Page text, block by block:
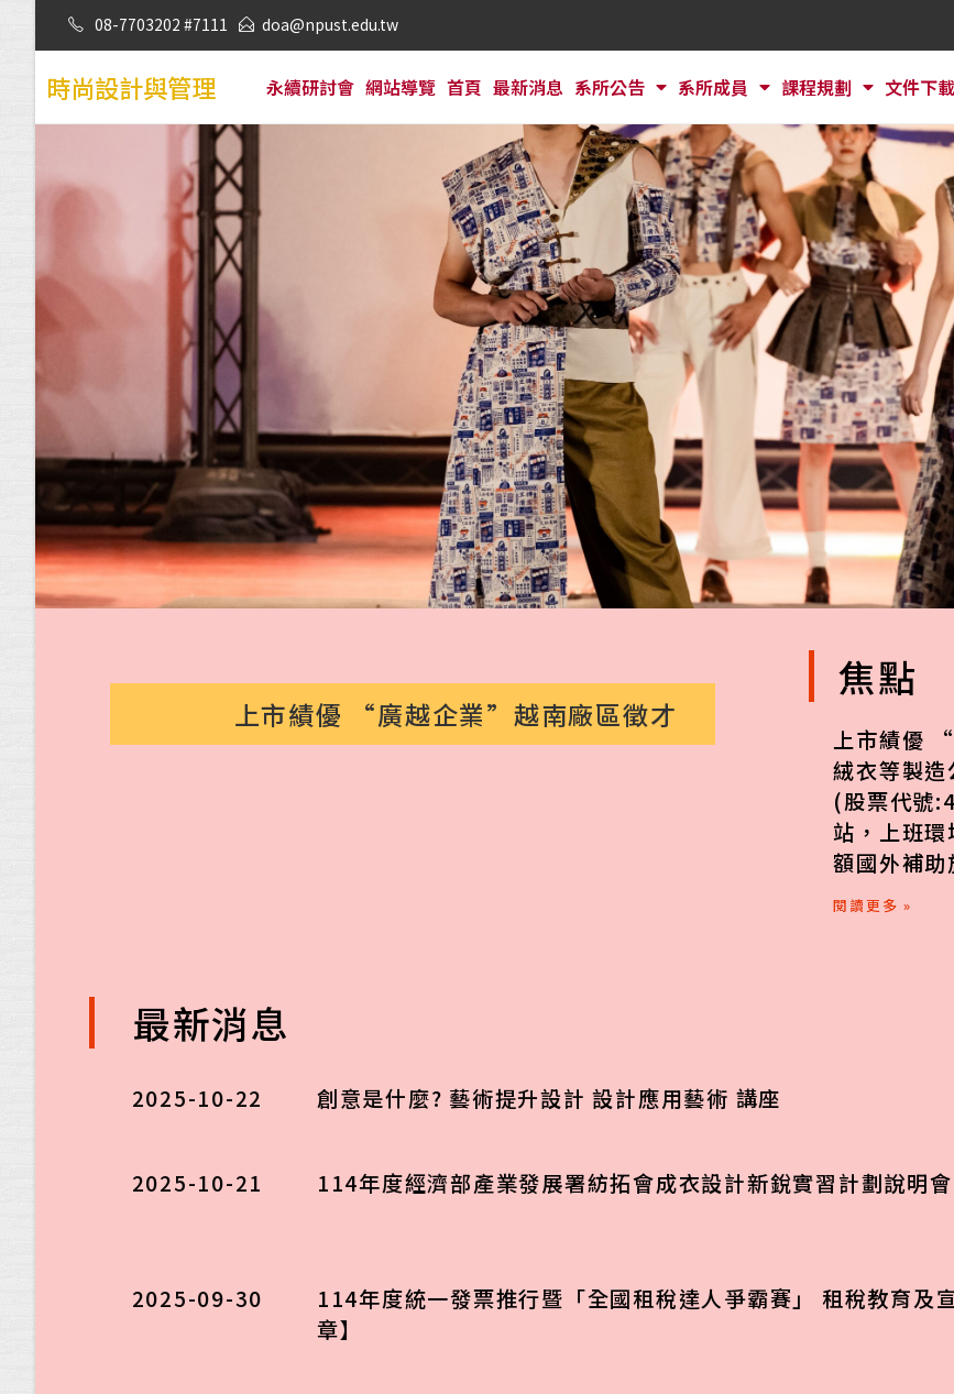
08-7703202 #7111 doa@npust.edu.tw
時尚設計與管理 永續研討會 網站導覽 首頁 最新消息 系所公告 系所成員 課程規劃 文件下載
上市績優 “廣越企業”越南廠區徵才
焦點
上市績優
絨衣等製
(股票代號
站，上班
額國外補
閱讀更多 »
最新消息
2025-10-22 創意是什麼? 藝術提升設計 設計應用藝術 講座
2025-10-21
114年度經濟部產業發展署紡拓會成衣設計新銳實習計劃說明會
2025-09-30
114年度統一發票推行暨「全國租稅達人爭霸賽」 租稅教育及
章】